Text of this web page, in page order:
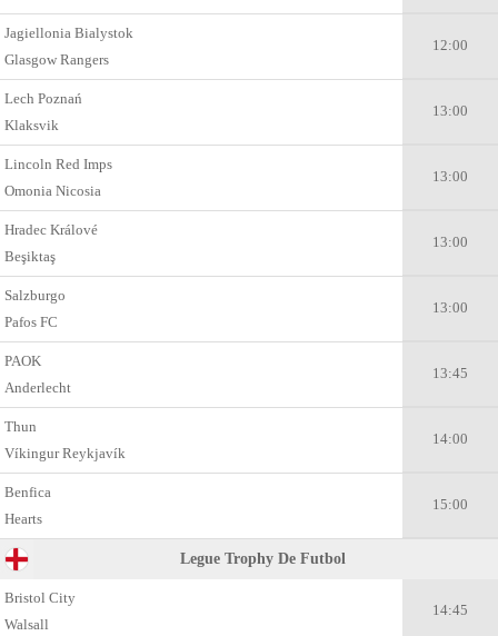
Jagiellonia Bialystok
Glasgow Rangers
12:00
Lech Poznań
Klaksvik
13:00
Lincoln Red Imps
Omonia Nicosia
13:00
Hradec Králové
Beşiktaş
13:00
Salzburgo
Pafos FC
13:00
PAOK
Anderlecht
13:45
Thun
Víkingur Reykjavík
14:00
Benfica
Hearts
15:00
Legue Trophy De Futbol
Bristol City
Walsall
14:45